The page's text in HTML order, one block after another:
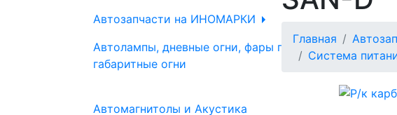
Автозапчасти на ИНОМАРКИ
Автолампы, дневные огни, фары противотуманные,
габаритные огни
Автомагнитолы и Акустика
Главная
Система